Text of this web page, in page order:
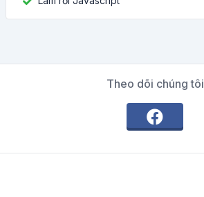
Theo dõi chúng tôi